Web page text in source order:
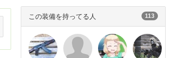
この装備を持ってる人 113